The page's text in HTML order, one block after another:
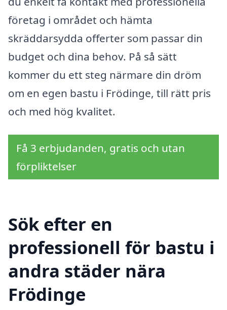
företag i området och hämta
skräddarsydda offerter som passar din
budget och dina behov. På så sätt
kommer du ett steg närmare din dröm
om en egen bastu i Frödinge, till rätt pris
och med hög kvalitet.
Få 3 erbjudanden, gratis och utan
förpliktelser
Sök efter en
professionell för bastu i
andra städer nära
Frödinge